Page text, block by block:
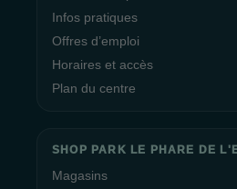
Infos pratiques
Offres d’emploi
Horaires et accès
Plan du centre
SHOP PARK LE PHARE DE
Magasins